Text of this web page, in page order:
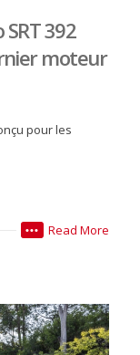
392
moteur
pour les
Read More
•••